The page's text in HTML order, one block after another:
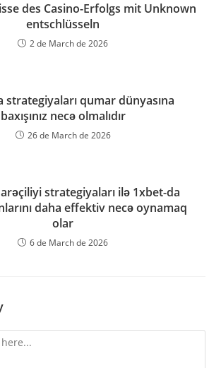
des Casino-Erfolgs mit Unknown
entschlüsseln
2 de March de 2026
strategiyaları qumar dünyasına
baxışınız necə olmalıdır
26 de March de 2026
strategiyaları ilə 1xbet-da
daha effektiv necə oynamaq
olar
6 de March de 2026